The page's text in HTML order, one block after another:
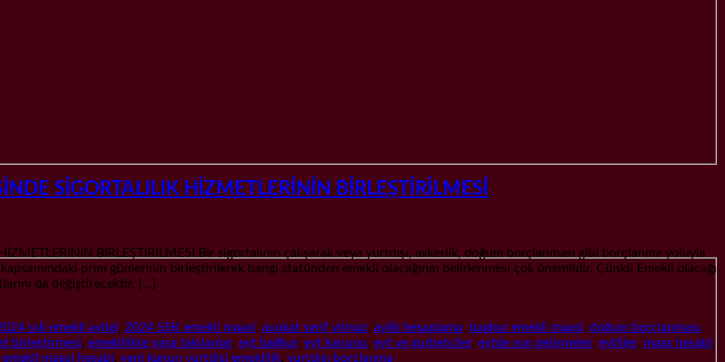
SİGORTALILIK HİZMETLERİNİN BİRLEŞTİRİLMESİ
BİRLEŞTİRİLMESİ Bir sigortalının çalışarak veya yurtdışı, askerlik, doğum borçlanması gibi borçlanma yoluyla
prim günlerinin birleştirilerek hangi statünden emekli olacağının belirlenmesi çok önemlidir. Çünkü Emekli olacağı
da değiştirecektir. […]
ssk emekli ayligi, 2024 SSK emekli maasi, avukat serif yilmaz, aylik hesaplama, bagkur emekli maasi, doğum borçlanması,
birleştirmesi, emeklilikte yaşa takılanlar, eyt bağkur, eyt kanunu, eyt ve gurbetciler, eytde son gelişmeler, eytliler, maas hesabi,
emekli maasi hesabi, yeni kanun yurtdisi emeklilik, yurtdışı borçlanma